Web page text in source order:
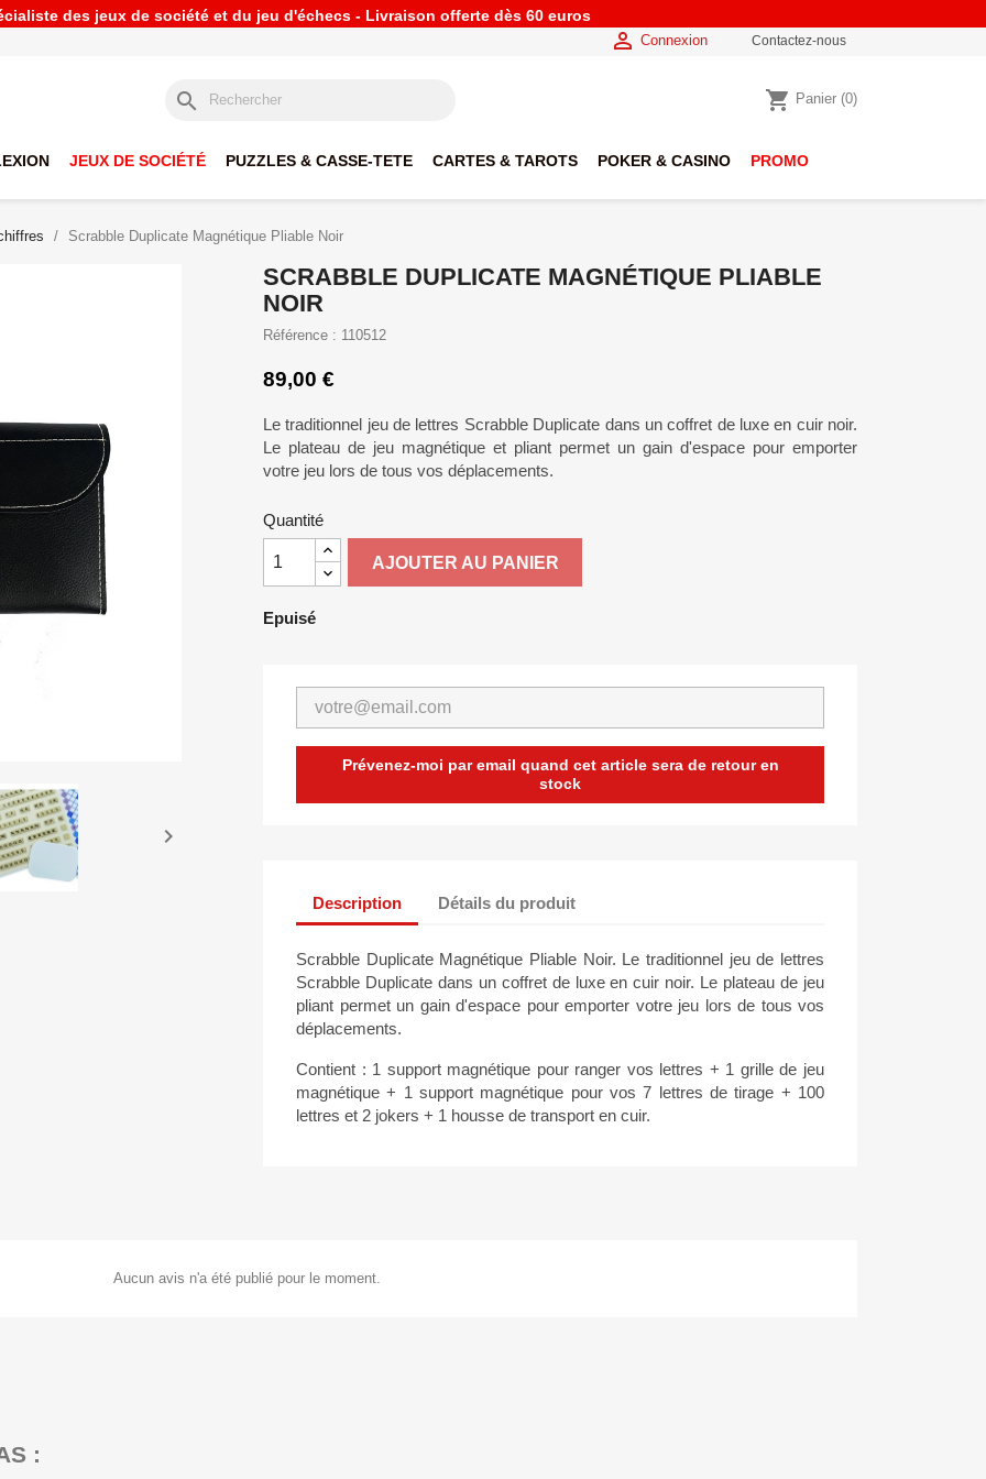
des jeux de société et du jeu d'échecs - Livraison offerte dès 60 euros
 Connexion Contactez-nous
search shopping_cart Panier (0)
JEUX DE SOCIÉTÉ PUZZLES & CASSE-TETE CARTES & TAROTS POKER & CASINO PROMO
Scrabble Duplicate Magnétique Pliable Noir

SCRABBLE DUPLICATE MAGNÉTIQUE PLIABLE
NOIR
Référence : 110512
89,00 €
Le traditionnel jeu de lettres Scrabble Duplicate dans un coffret de luxe en cuir noir.
Le plateau de jeu magnétique et pliant permet un gain d'espace pour emporter
votre jeu lors de tous vos déplacements.
Quantité
AJOUTER AU PANIER
Epuisé
Prévenez-moi par email quand cet article sera de retour en
stock
Description Détails du produit
Scrabble Duplicate Magnétique Pliable Noir. Le traditionnel jeu de lettres
Scrabble Duplicate dans un coffret de luxe en cuir noir. Le plateau de jeu
pliant permet un gain d'espace pour emporter votre jeu lors de tous vos
déplacements.
Contient : 1 support magnétique pour ranger vos lettres + 1 grille de jeu
magnétique + 1 support magnétique pour vos 7 lettres de tirage + 100
lettres et 2 jokers + 1 housse de transport en cuir.
Aucun avis n'a été publié pour le moment.
: